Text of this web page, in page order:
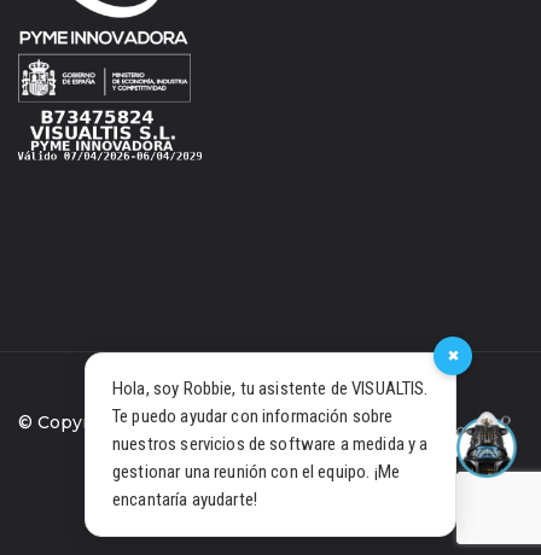
© Copyright 2021 Visualtis S.L.
×
Hola, soy Robbie, tu asistente de VISUALTIS.
Te puedo ayudar con información sobre
nuestros servicios de software a medida y a
gestionar una reunión con el equipo. ¡Me
encantaría ayudarte!